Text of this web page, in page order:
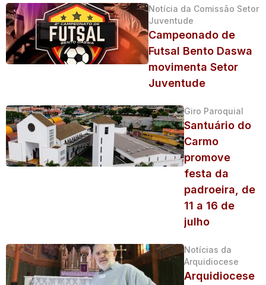
Notícia da Comissão Setor
Juventude
Campeonado de
Futsal Bento Daswa
movimenta Setor
Juventude
Giro Paroquial
Santuário do
Carmo
promove
festa da
padroeira, de
11 a 16 de
julho
Notícias da
Arquidiocese
Arquidiocese